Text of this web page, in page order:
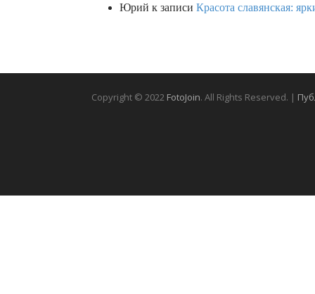
Юрий к записи Красота славянская:
Copyright © 2022 FotoJoin. All Rights Reserved. |